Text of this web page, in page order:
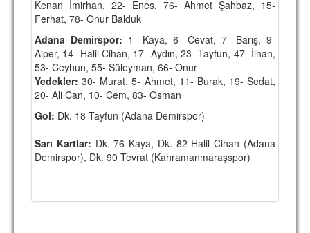
FOTOĞRAF & VİDEOLAR
MARŞ & TEZAHÜRATLAR
KULÜP
AMBLEM
SPOR TESİSLERİ
YÖNETİM KURULU
Kenan İmirhan, 22- Enes, 76- Ahmet Şahbaz, 15-
Ferhat, 78- Onur Balduk
Adana Demirspor: 1- Kaya, 6- Cevat, 7- Barış, 9-
Alper, 14- Halil Cihan, 17- Aydın, 23- Tayfun, 47- İlhan,
53- Ceyhun, 55- Süleyman, 66- Onur
Yedekler: 30- Murat, 5- Ahmet, 11- Burak, 19- Sedat,
20- Ali Can, 10- Cem, 83- Osman
Gol: Dk. 18 Tayfun (Adana Demirspor)
Sarı Kartlar: Dk. 76 Kaya, Dk. 82 Halil Cihan (Adana
Demirspor), Dk. 90 Tevrat (Kahramanmaraşspor)